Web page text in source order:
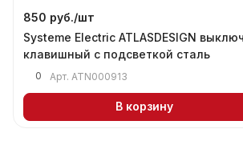
850 руб./шт
Systeme Electric ATLASDESIGN
клавишный с подсветкой сталь
0 Арт. ATN000913
В корзину